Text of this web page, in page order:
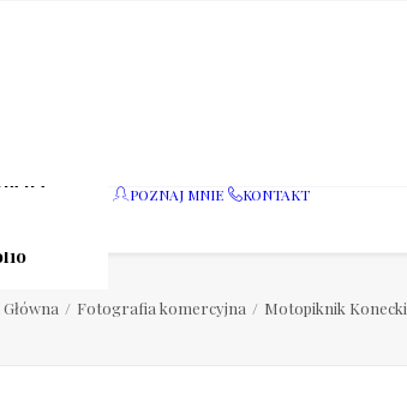
POZNAJ MNIE KONTAKT
Fotografia komercyjna Motopiknik Konecki